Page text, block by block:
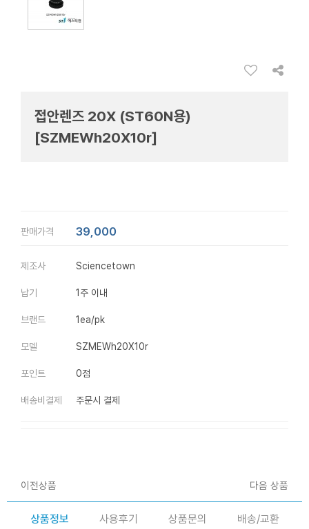
접안렌즈 20X (ST60N용)
[SZMEWh20X10r]
판매가격 39,000
제조사 Sciencetown
납기 1주 이내
브랜드 1ea/pk
모델 SZMEWh20X10r
포인트 0점
배송비결제 주문시 결제
이전상품 다음 상품
상품정보 사용후기 상품문의 배송/교환